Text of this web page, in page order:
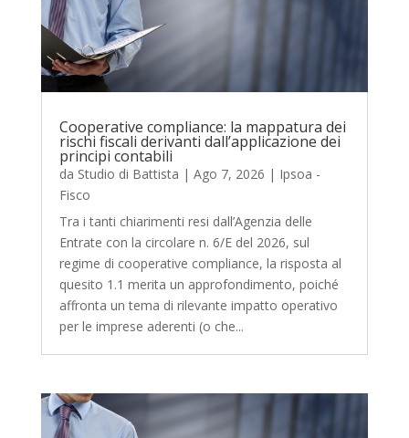
Cooperative compliance: la mappatura dei
rischi fiscali derivanti dall’applicazione dei
principi contabili
da Studio di Battista | Ago 7, 2026 | Ipsoa -
Fisco
Tra i tanti chiarimenti resi dall’Agenzia delle
Entrate con la circolare n. 6/E del 2026, sul
regime di cooperative compliance, la risposta al
quesito 1.1 merita un approfondimento, poiché
affronta un tema di rilevante impatto operativo
per le imprese aderenti (o che...